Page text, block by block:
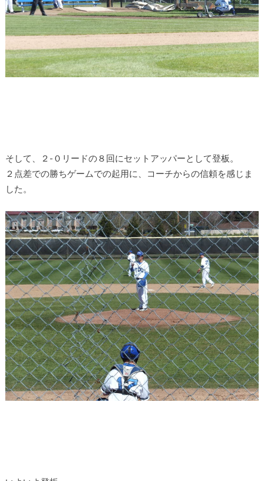
そして、２-０リードの８回にセットアッパーとして登板。
２点差での勝ちゲームでの起用に、コーチからの信頼を感じま
した。